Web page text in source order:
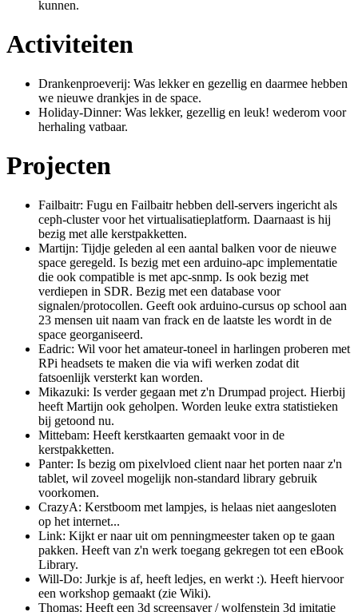
kunnen.
Activiteiten
Drankenproeverij: Was lekker en gezellig en daarmee hebben
we nieuwe drankjes in de space.
Holiday-Dinner: Was lekker, gezellig en leuk! wederom voor
herhaling vatbaar.
Projecten
Failbaitr: Fugu en Failbaitr hebben dell-servers ingericht als
ceph-cluster voor het virtualisatieplatform. Daarnaast is hij
bezig met alle kerstpakketten.
Martijn: Tijdje geleden al een aantal balken voor de nieuwe
space geregeld. Is bezig met een arduino-apc implementatie
die ook compatible is met apc-snmp. Is ook bezig met
verdiepen in SDR. Bezig met een database voor
signalen/protocollen. Geeft ook arduino-cursus op school aan
23 mensen uit naam van frack en de laatste les wordt in de
space georganiseerd.
Eadric: Wil voor het amateur-toneel in harlingen proberen met
RPi headsets te maken die via wifi werken zodat dit
fatsoenlijk versterkt kan worden.
Mikazuki: Is verder gegaan met z'n Drumpad project. Hierbij
heeft Martijn ook geholpen. Worden leuke extra statistieken
bij getoond nu.
Mittebam: Heeft kerstkaarten gemaakt voor in de
kerstpakketten.
Panter: Is bezig om pixelvloed client naar het porten naar z'n
tablet, wil zoveel mogelijk non-standard library gebruik
voorkomen.
CrazyA: Kerstboom met lampjes, is helaas niet aangesloten
op het internet...
Link: Kijkt er naar uit om penningmeester taken op te gaan
pakken. Heeft van z'n werk toegang gekregen tot een eBook
Library.
Will-Do: Jurkje is af, heeft ledjes, en werkt :). Heeft hiervoor
een workshop gemaakt (zie Wiki).
Thomas: Heeft een 3d screensaver / wolfenstein 3d imitatie